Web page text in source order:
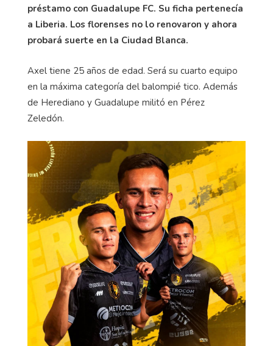
préstamo con Guadalupe FC. Su ficha pertenecía
a Liberia. Los florenses no lo renovaron y ahora
probará suerte en la Ciudad Blanca.
Axel tiene 25 años de edad. Será su cuarto equipo
en la máxima categoría del balompié tico. Además
de Herediano y Guadalupe militó en Pérez
Zeledón.